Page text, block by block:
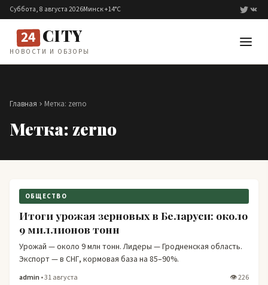
Перейти к содержимому
Суббота, 8 августа 2026Минск +14°C
24 CITY
НОВОСТИ И ОБЗОРЫ
Главная Метка: zerno
Метка: zerno
ОБЩЕСТВО
Итоги урожая зерновых в Беларуси: около
9 миллионов тонн
Урожай — около 9 млн тонн. Лидеры — Гродненская область.
Экспорт — в СНГ, кормовая база на 85–90%.
admin • 31 августа 👁 226